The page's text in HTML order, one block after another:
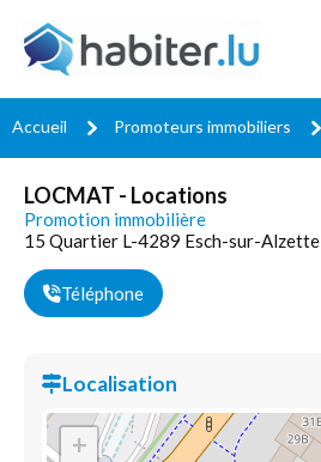
Accueil Promoteurs immobiliers
LOCMAT - Locations
Promotion immobilière
15 Quartier L-4289 Esch-sur-Alzette
Téléphone
Localisation
+